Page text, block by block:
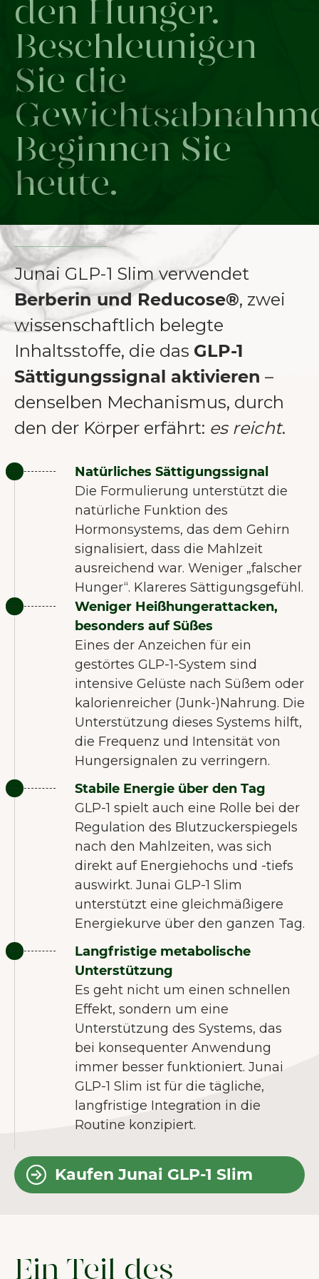
den Hunger.
Beschleunigen
Sie die
Beginnen Sie
heute.
Junai GLP-1 Slim verwendet
Berberin und Reducose®, zwei
wissenschaftlich belegte
Inhaltsstoffe, die das GLP-1
Sättigungssignal aktivieren –
denselben Mechanismus, durch
den der Körper erfährt: es reicht.
Natürliches Sättigungssignal
Die Formulierung unterstützt die
natürliche Funktion des
Hormonsystems, das dem Gehirn
signalisiert, dass die Mahlzeit
ausreichend war. Weniger „falscher
Hunger“. Klareres Sättigungsgefühl.
Weniger Heißhungerattacken,
besonders auf Süßes
Eines der Anzeichen für ein
gestörtes GLP-1-System sind
intensive Gelüste nach Süßem oder
kalorienreicher (Junk-)Nahrung. Die
Unterstützung dieses Systems hilft,
die Frequenz und Intensität von
Hungersignalen zu verringern.
Stabile Energie über den Tag
GLP-1 spielt auch eine Rolle bei der
Regulation des Blutzuckerspiegels
nach den Mahlzeiten, was sich
direkt auf Energiehochs und -tiefs
auswirkt. Junai GLP-1 Slim
unterstützt eine gleichmäßigere
Energiekurve über den ganzen Tag.
Langfristige metabolische
Unterstützung
Es geht nicht um einen schnellen
Effekt, sondern um eine
Unterstützung des Systems, das
bei konsequenter Anwendung
immer besser funktioniert. Junai
GLP-1 Slim ist für die tägliche,
langfristige Integration in die
Routine konzipiert.
Kaufen Junai GLP-1 Slim
Ein Teil des
WILLKOMMEN BEI JUNAI.